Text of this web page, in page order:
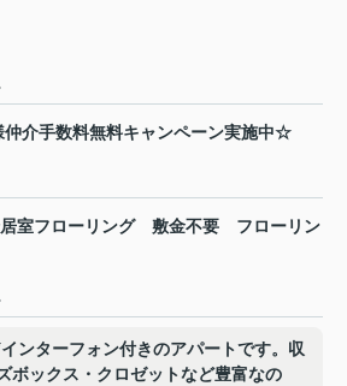
介手数料無料キャンペーン実施中☆
室フローリング 敷金不要
フローリン
ンターフォン付きのアパートです。収
ボックス・クロゼットなど豊富なの